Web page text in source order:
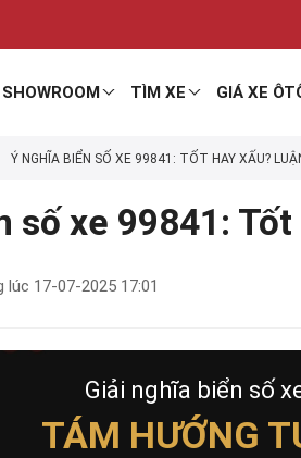
SHOWROOM TÌM XE GIÁ XE
Ý NGHĨA BIỂN SỐ XE 99841: TỐT HAY XẤU?
số xe 99841:
lúc 17-07-2025 17:01
Giải nghĩa biển số
TÁM HƯỚNG